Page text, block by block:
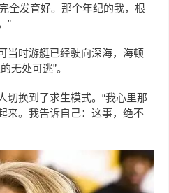
全发育好。那个年纪的我，根
”
当时游艇已经驶向深海，海顿
无处可逃”。
切换到了求生模式。“我心里那
来。我告诉自己：这事，绝不